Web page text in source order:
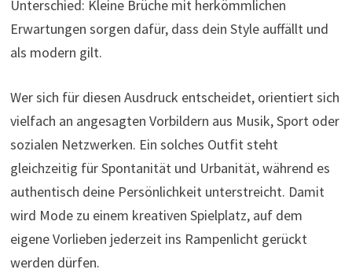
Unterschied: Kleine Brüche mit herkömmlichen
Erwartungen sorgen dafür, dass dein Style auffällt und
als modern gilt.
Wer sich für diesen Ausdruck entscheidet, orientiert sich
vielfach an angesagten Vorbildern aus Musik, Sport oder
sozialen Netzwerken. Ein solches Outfit steht
gleichzeitig für Spontanität und Urbanität, während es
authentisch deine Persönlichkeit unterstreicht. Damit
wird Mode zu einem kreativen Spielplatz, auf dem
eigene Vorlieben jederzeit ins Rampenlicht gerückt
werden dürfen.